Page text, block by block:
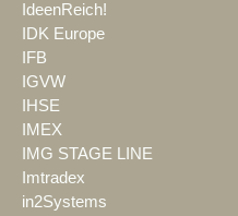
IdeenReich!
IDK Europe
IFB
IGVW
IHSE
IMEX
IMG STAGE LINE
Imtradex
in2Systems